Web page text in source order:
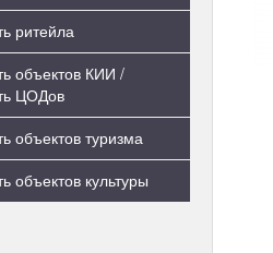
ритейла
объектов КИИ /
ЦОДов
объектов туризма
объектов культуры